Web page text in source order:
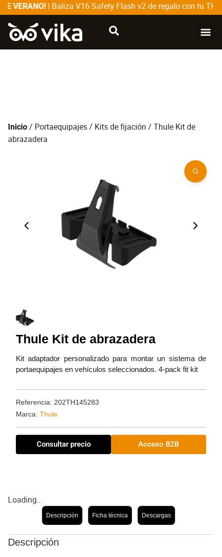
VERANO!| Baliza V16 Safety Flash v2 de regalo con tu
Inicio / Portaequipajes/ Kits de fijación / Thule Kit de
abrazadera
Thule Kit de abrazadera
Kit adaptador personalizado para montar un sistema de
portaequipajes en vehículos seleccionados. 4-pack fit kit
Referencia: 202TH145283
Marca: Thule
Consultar precio Acceso B2B
Loading...
Descripción Ficha técnica Descargas
Descripción